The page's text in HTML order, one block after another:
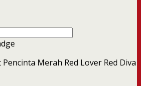
Merah Red Lover Red Diva